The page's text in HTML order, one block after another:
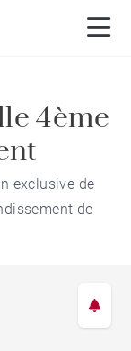
4ème
exclusive de
de